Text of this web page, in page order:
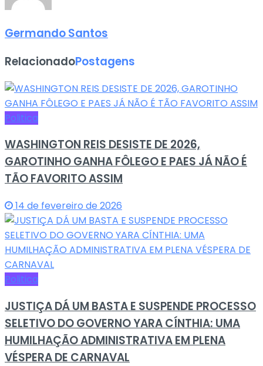
Germando Santos
RelacionadoPostagens
Politica
WASHINGTON REIS DESISTE DE 2026,
GAROTINHO GANHA FÔLEGO E PAES JÁ NÃO É
TÃO FAVORITO ASSIM
14 de fevereiro de 2026
Politica
JUSTIÇA DÁ UM BASTA E SUSPENDE PROCESSO
SELETIVO DO GOVERNO YARA CÍNTHIA: UMA
HUMILHAÇÃO ADMINISTRATIVA EM PLENA
VÉSPERA DE CARNAVAL